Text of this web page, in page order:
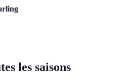
les saisons